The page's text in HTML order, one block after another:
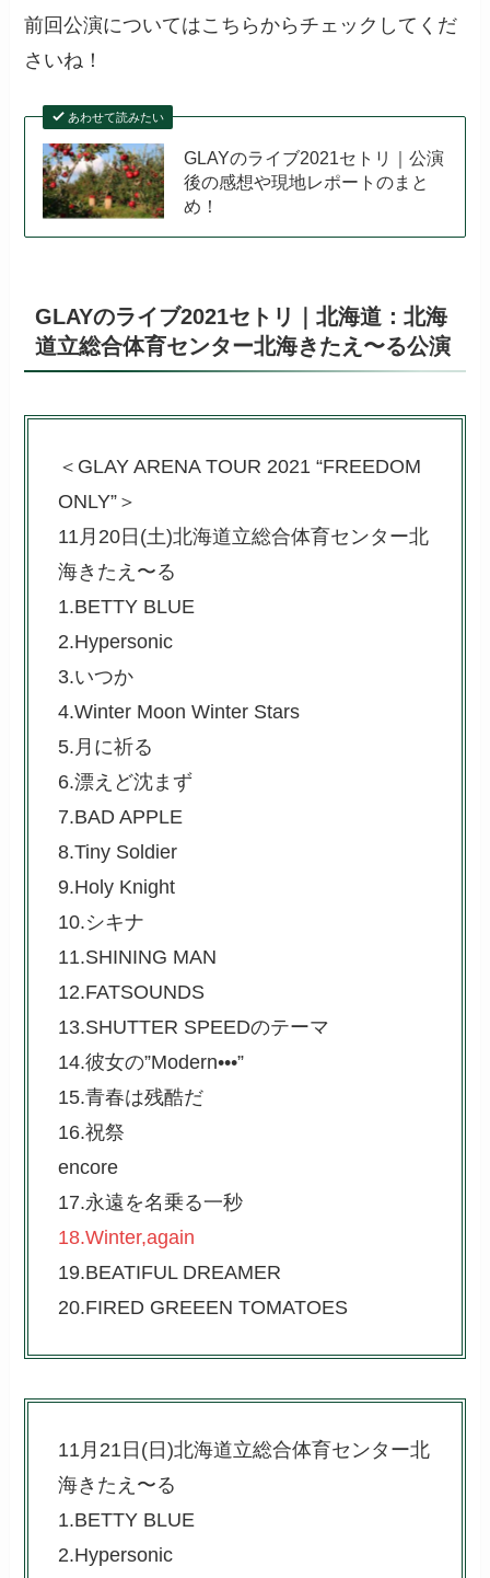
前回公演についてはこちらからチェックしてくだ
さいね！
あわせて読みたい
GLAYのライブ2021セトリ｜公演
後の感想や現地レポートのまと
め！
GLAYのライブ2021セトリ｜北海道：北海
道立総合体育センター北海きたえ〜る公演
＜GLAY ARENA TOUR 2021 “FREEDOM
ONLY”＞
11月20日(土)北海道立総合体育センター北
海きたえ〜る
1.BETTY BLUE
2.Hypersonic
3.いつか
4.Winter Moon Winter Stars
5.月に祈る
6.漂えど沈まず
7.BAD APPLE
8.Tiny Soldier
9.Holy Knight
10.シキナ
11.SHINING MAN
12.FATSOUNDS
13.SHUTTER SPEEDのテーマ
14.彼女の”Modern•••”
15.青春は残酷だ
16.祝祭
encore
17.永遠を名乗る一秒
18.Winter,again
19.BEATIFUL DREAMER
20.FIRED GREEEN TOMATOES
11月21日(日)北海道立総合体育センター北
海きたえ〜る
1.BETTY BLUE
2.Hypersonic